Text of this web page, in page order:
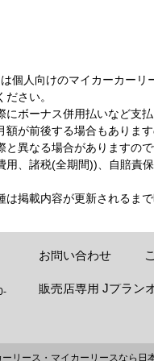
個人向けのマイカーカーリ
さい。
ボーナス併用払いなど支払
が前後する場合もあります
異なる場合がありますので
、諸税(全期間))、自賠責
掲載内容が更新されるまで
お問い合わせ
販売店専用 Jプラン
ーリース・マイカーリースなら日